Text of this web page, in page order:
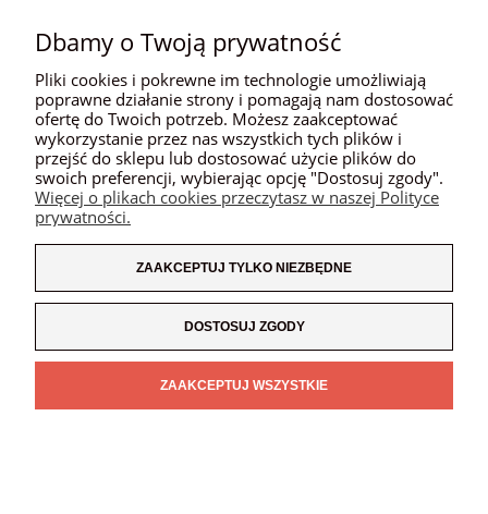
MOJE KONTO
PŁATNOŚCI I DOSTAWA
INFORMACJE
O NAS
POKAŻ PEŁNĄ WERSJĘ STRONY
SKLEP INTERNETOWY SHOPER.PL
Dbamy o Twoją prywatność
Pliki cookies i pokrewne im technologie umożliwiają
poprawne działanie strony i pomagają nam dostosować
ofertę do Twoich potrzeb. Możesz zaakceptować
wykorzystanie przez nas wszystkich tych plików i
przejść do sklepu lub dostosować użycie plików do
swoich preferencji, wybierając opcję "Dostosuj zgody".
Więcej o plikach cookies przeczytasz w naszej Polityce
prywatności.
ZAAKCEPTUJ TYLKO NIEZBĘDNE
DOSTOSUJ ZGODY
ZAAKCEPTUJ WSZYSTKIE